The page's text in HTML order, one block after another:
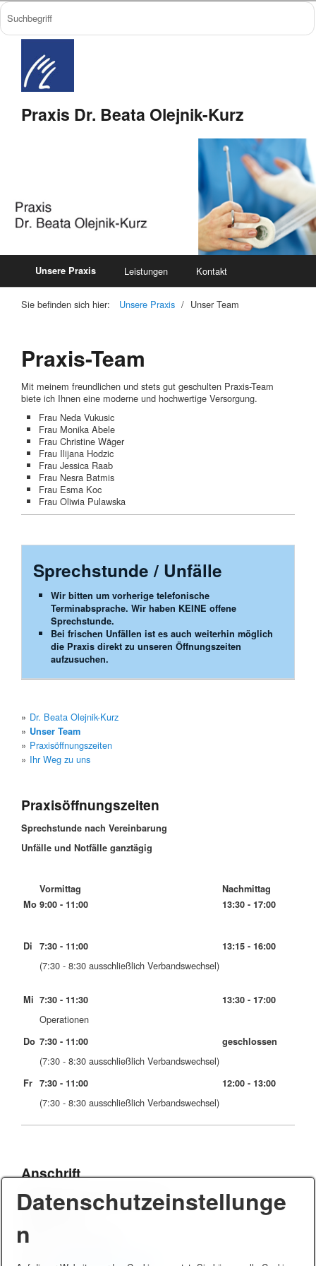
Praxis Dr. Beata Olejnik-Kurz
Unsere Praxis Leistungen Kontakt
Sie befinden sich hier: Unsere Praxis / Unser Team
Praxis-Team
Mit meinem freundlichen und stets gut geschulten Praxis-Team
biete ich Ihnen eine moderne und hochwertige Versorgung.
Frau Neda Vukusic
Frau Monika Abele
Frau Christine Wäger
Frau Ilijana Hodzic
Frau Jessica Raab
Frau Nesra Batmis
Frau Esma Koc
Frau Oliwia Pulawska
Sprechstunde / Unfälle
Wir bitten um vorherige telefonische
Terminabsprache. Wir haben KEINE offene
Sprechstunde.
Bei frischen Unfällen ist es auch weiterhin möglich
die Praxis direkt zu unseren Öffnungszeiten
aufzusuchen.
Dr. Beata Olejnik-Kurz
Unser Team
Praxisöffnungszeiten
Ihr Weg zu uns
Praxisöffnungszeiten
Sprechstunde nach Vereinbarung
Unfälle und Notfälle ganztägig
Vormittag
Nachmittag
Mo 9:00 - 11:00 13:30 - 17:00
Di 7:30 - 11:00
(7:30 - 8:30 ausschließlich Verbandswechsel)
13:15 - 16:00
Mi 7:30 - 11:30
Operationen
13:30 - 17:00
Do 7:30 - 11:00
(7:30 - 8:30 ausschließlich Verbandswechsel)
geschlossen
Fr 7:30 - 11:00
(7:30 - 8:30 ausschließlich Verbandswechsel)
12:00 - 13:00
Anschrift
Praxis Dr. med. Beata Olejnik-Kurz
Stuttgarter Str. 1
Telefon: 0 71 61 / 8 10 91
Fax: 0 71 61 / 8 43 49
Datenschutzeinstellunge
n